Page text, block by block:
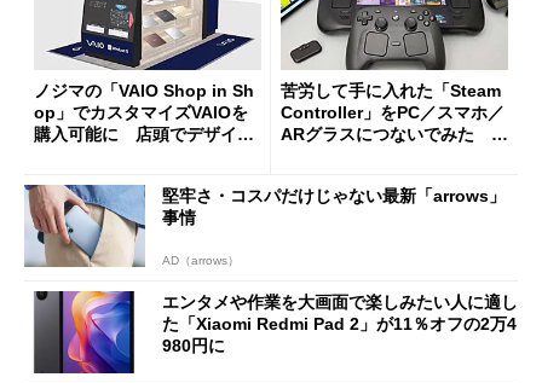
ノジマの「VAIO Shop in Sh
op」でカスタマイズVAIOを
購入可能に 店頭でデザイン
苦労して手に入れた「Steam
Controller」をPC／スマホ／
ARグラスにつないでみた ゲ
堅牢さ・コスパだけじゃない最新「arrows」
事情
AD（arrows）
エンタメや作業を大画面で楽しみたい人に適し
た「Xiaomi Redmi Pad 2」が11％オフの2万4
980円に